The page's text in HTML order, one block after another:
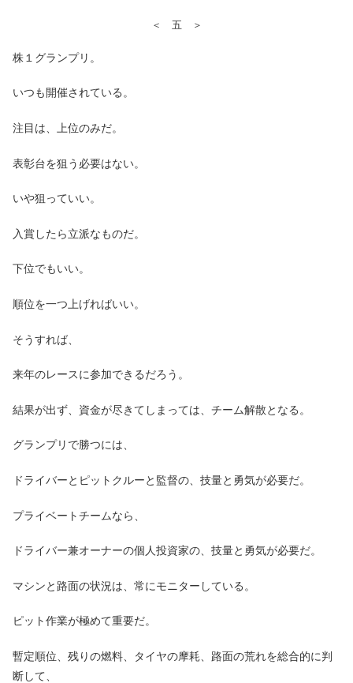
＜ 五 ＞
株１グランプリ。
いつも開催されている。
注目は、上位のみだ。
表彰台を狙う必要はない。
いや狙っていい。
入賞したら立派なものだ。
下位でもいい。
順位を一つ上げればいい。
そうすれば、
来年のレースに参加できるだろう。
結果が出ず、資金が尽きてしまっては、チーム解散となる。
グランプリで勝つには、
ドライバーとピットクルーと監督の、技量と勇気が必要だ。
プライベートチームなら、
ドライバー兼オーナーの個人投資家の、技量と勇気が必要だ。
マシンと路面の状況は、常にモニターしている。
ピット作業が極めて重要だ。
暫定順位、残りの燃料、タイヤの摩耗、路面の荒れを総合的に判
断して、